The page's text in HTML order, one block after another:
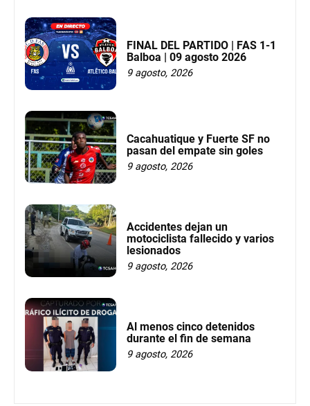
FINAL DEL PARTIDO | FAS 1-1
Balboa | 09 agosto 2026
9 agosto, 2026
Cacahuatique y Fuerte SF no
pasan del empate sin goles
9 agosto, 2026
Accidentes dejan un
motociclista fallecido y varios
lesionados
9 agosto, 2026
Al menos cinco detenidos
durante el fin de semana
9 agosto, 2026